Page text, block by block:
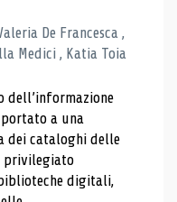
De Francesca ,
Medici , Katia Toia
dell’informazione
a una
dei cataloghi delle
privilegiato
digitali,